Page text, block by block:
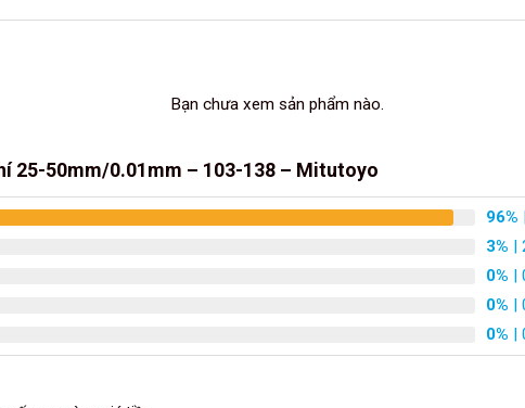
Bạn chưa xem sản phẩm nào.
25-50mm/0.01mm – 103-138 – Mitutoyo
96%
3% |
0% |
0% |
0% |